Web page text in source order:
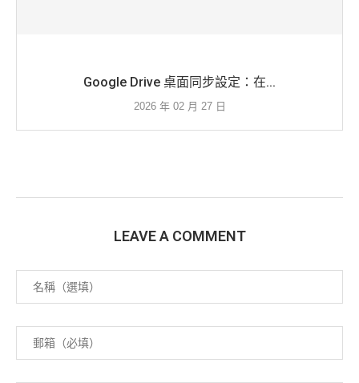
Google Drive 桌面同步設定：在...
2026 年 02 月 27 日
LEAVE A COMMENT